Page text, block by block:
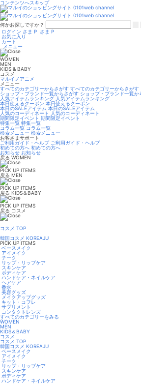
コンテンツへスキップ
何かお探しですか？
ログイン さま P さま P
お気に入り
カート
メニュー
WOMEN
MEN
KIDS & BABY
コスメ
マルイノアニメ
メニュー
すべてのカテゴリーからさがす すべてのカテゴリーからさがす
ショップ・ブランド一覧からさがす ショップ・ブランド一覧か
人気アイテムランキング 人気アイテムランキング
本日使えるクーポン 本日使えるクーポン
本日のSALEアイテム 本日のSALEアイテム
人気のコーディネート 人気のコーディネート
期間限定イベント 期間限定イベント
特集一覧 特集一覧
コラム一覧 コラム一覧
検索メニュー 検索メニュー
お客さまサポート
ご利用ガイド・ヘルプ ご利用ガイド・ヘルプ
初めての方へ 初めての方へ
お知らせ お知らせ
戻る WOMEN
PICK UP ITEMS
戻る MEN
PICK UP ITEMS
戻る KIDS＆BABY
PICK UP ITEMS
戻る コスメ
コスメ TOP
韓国コスメ KOREAJU
PICK UP ITEMS
ベースメイク
アイメイク
チーク
リップ・リップケア
スキンケア
ボディケア
ハンドケア・ネイルケア
ヘアケア
香水
美容グッズ
メイクアップグッズ
キット・コフレ
サプリメント
コンタクトレンズ
すべてのカテゴリーをみる
WOMEN
MEN
KIDS＆BABY
コスメ
コスメ TOP
韓国コスメ KOREAJU
ベースメイク
アイメイク
チーク
リップ・リップケア
スキンケア
ボディケア
ハンドケア・ネイルケア